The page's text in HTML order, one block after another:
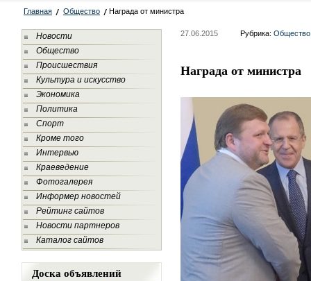
Главная Общество Награда от министра
Новости
Общество
Происшествия
Культура и искусство
Экономика
Политика
Спорт
Кроме того
Интервью
Краеведение
Фотогалерея
Информер новостей
Рейтинг сайтов
Новости партнеров
Каталог сайтов
Доска объявлений
27.06.2015 Рубрика: Общество
Награда от министра